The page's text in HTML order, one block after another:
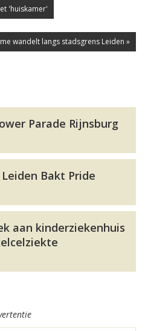
'huiskamer'
wandelt langs stadsgrens Leiden »
Parade Rijnsburg
Bakt Pride
aan kinderziekenhuis